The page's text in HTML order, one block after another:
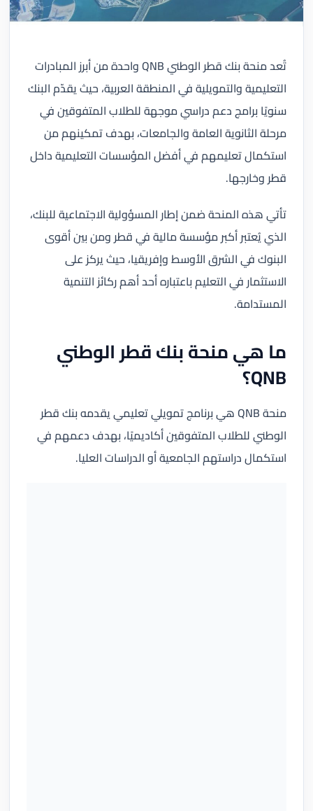
تُعد منحة بنك قطر الوطني QNB واحدة من أبرز المبادرات
التعليمية والتمويلية في المنطقة العربية، حيث يقدّم البنك
سنويًا برامج دعم دراسي موجهة للطلاب المتفوقين في
مرحلة الثانوية العامة والجامعات، بهدف تمكينهم من
استكمال تعليمهم في أفضل المؤسسات التعليمية داخل
قطر وخارجها.
تأتي هذه المنحة ضمن إطار المسؤولية الاجتماعية للبنك،
الذي يُعتبر أكبر مؤسسة مالية في قطر ومن بين أقوى
البنوك في الشرق الأوسط وإفريقيا، حيث يركز على
الاستثمار في التعليم باعتباره أحد أهم ركائز التنمية
المستدامة.
ما هي منحة بنك قطر الوطني
QNB؟
منحة QNB هي برنامج تمويلي تعليمي يقدمه بنك قطر
الوطني للطلاب المتفوقين أكاديميًا، بهدف دعمهم في
استكمال دراستهم الجامعية أو الدراسات العليا.